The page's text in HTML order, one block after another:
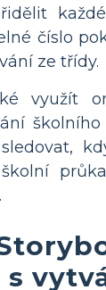
číslo
ze třídy.
využít
školního